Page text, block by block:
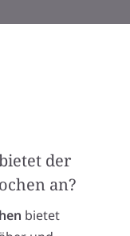
der
an?
bietet